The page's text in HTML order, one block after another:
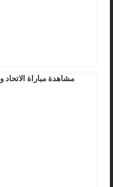
مشاهدة مباراة